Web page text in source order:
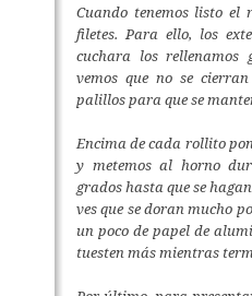
Cuando tenemos listo el
filetes. Para ello, los
cuchara los rellenamos
vemos que no se
palillos para que se
Encima de cada rollito
y metemos al horno
grados hasta que se
ves que se doran mucho
un poco de papel de
tuesten más mientras